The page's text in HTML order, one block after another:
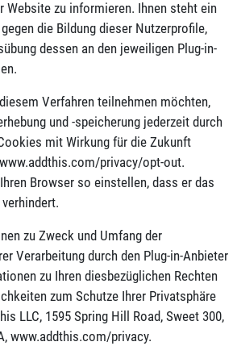
Website zu informieren. Ihnen steht ein
die Bildung dieser Nutzerprofile,
dessen an den jeweiligen Plug-in-
Verfahren teilnehmen möchten,
und -speicherung jederzeit durch
mit Wirkung für die Zukunft
privacy/opt-out.
Browser so einstellen, dass er das
zu Zweck und Umfang der
Verarbeitung durch den Plug-in-Anbieter
zu Ihren diesbezüglichen Rechten
zum Schutze Ihrer Privatsphäre
LLC, 1595 Spring Hill Road, Sweet 300,
www.addthis.com/privacy.